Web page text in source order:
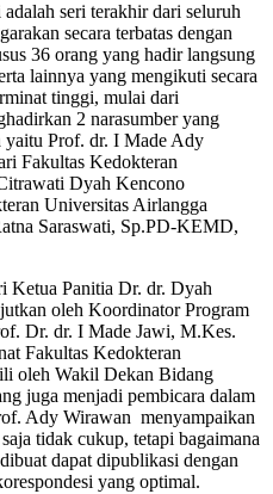
seri terakhir dari seluruh
secara terbatas dengan
36 orang yang hadir langsung
lainnya yang mengikuti secara
tinggi, mulai dari
2 narasumber yang
yaitu Prof. dr. I Made Ady
Fakultas Kedokteran
Dyah Kencono
Universitas Airlangga
Saraswati, Sp.PD-KEMD,
Ketua Panitia Dr. dr. Dyah
oleh Koordinator Program
Dr. dr. I Made Jawi, M.Kes.
Fakultas Kedokteran
oleh Wakil Dekan Bidang
juga menjadi pembicara dalam
Ady Wirawan menyampaikan
tidak cukup, tetapi bagaimana
dapat dipublikasi dengan
yang optimal.